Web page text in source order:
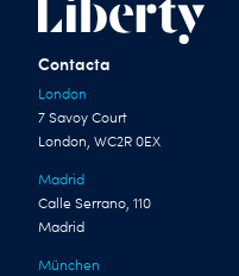
Contacta
London
7 Savoy Court
London, WC2R 0EX
Madrid
Calle Serrano, 110
Madrid
München